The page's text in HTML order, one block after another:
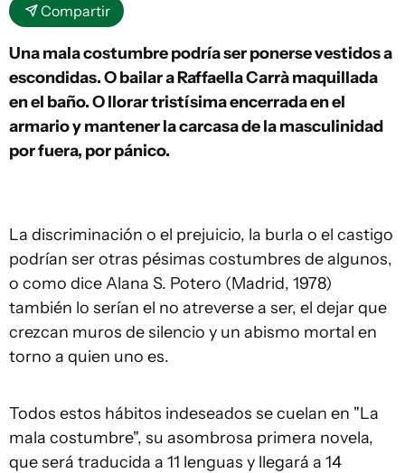
Compartir
Una mala costumbre podría ser ponerse vestidos a
escondidas. O bailar a Raffaella Carrà maquillada
en el baño. O llorar tristísima encerrada en el
armario y mantener la carcasa de la masculinidad
por fuera, por pánico.
La discriminación o el prejuicio, la burla o el castigo
podrían ser otras pésimas costumbres de algunos,
o como dice Alana S. Potero (Madrid, 1978)
también lo serían el no atreverse a ser, el dejar que
crezcan muros de silencio y un abismo mortal en
torno a quien uno es.
Todos estos hábitos indeseados se cuelan en "La
mala costumbre", su asombrosa primera novela,
que será traducida a 11 lenguas y llegará a 14